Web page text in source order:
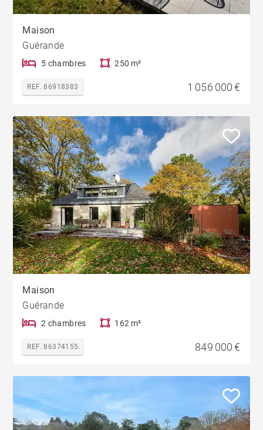
Maison
Guérande
5 chambres 250 m²
REF. 86918383 1 056 000 €
Maison
Guérande
2 chambres 162 m²
REF. 86374155 849 000 €